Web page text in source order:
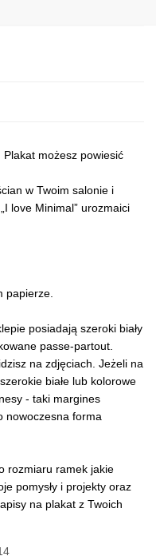
możesz powiesić
w Twoim salonie i
love Minimal” urozmaici
papierze.
posiadają szeroki biały
passe-partout.
na zdjęciach. Jeżeli na
białe lub kolorowe
- taki margines
nowoczesna forma
rozmiaru ramek jakie
pomysły i projekty oraz
na plakat z Twoich